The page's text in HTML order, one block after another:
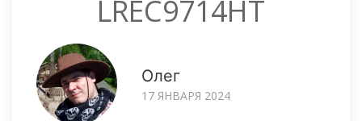
LREC9714HT
Олег
17 ЯНВАРЯ 2024